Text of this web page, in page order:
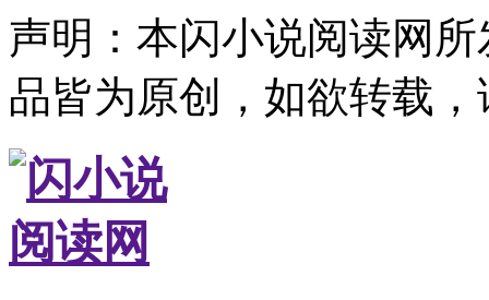
声明：本闪小说阅读网
品皆为原创，如欲转载